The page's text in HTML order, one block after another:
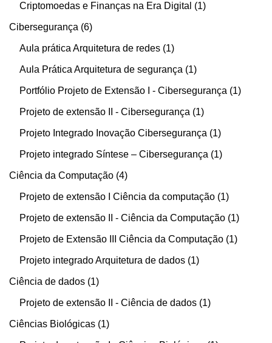
Criptomoedas e Finanças na Era Digital 1
Cibersegurança 6
Aula prática Arquitetura de redes 1
Aula Prática Arquitetura de segurança 1
Portfólio Projeto de Extensão I - Cibersegurança 1
Projeto de extensão II - Cibersegurança 1
Projeto Integrado Inovação Cibersegurança 1
Projeto integrado Síntese – Cibersegurança 1
Ciência da Computação 4
Projeto de extensão I Ciência da computação 1
Projeto de extensão II - Ciência da Computação 1
Projeto de Extensão III Ciência da Computação 1
Projeto integrado Arquitetura de dados 1
Ciência de dados 1
Projeto de extensão II - Ciência de dados 1
Ciências Biológicas 1